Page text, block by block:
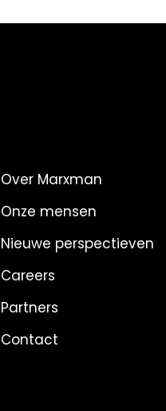
Over Marxman
Onze mensen
Nieuwe perspectieven
Careers
Partners
Contact